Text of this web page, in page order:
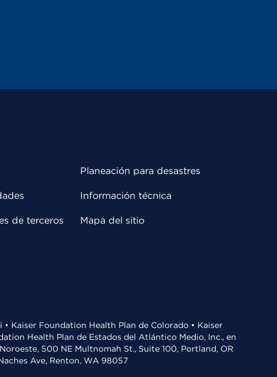
de terceros
Planeación para desastres
Información técnica
Mapa del sitio
Kaiser Foundation Health Plan de Colorado • Kaiser
Health Plan de Estados del Atlántico Medio, Inc., en
500 NE Multnomah St., Suite 100, Portland, OR
Ave, Renton, WA 98057